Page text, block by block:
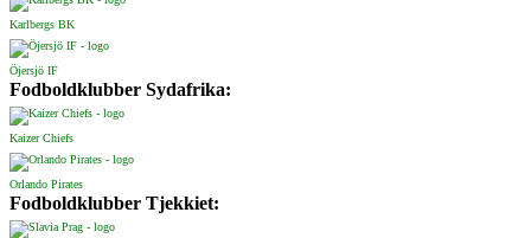
Karlbergs BK
Öjersjö IF
Fodboldklubber Sydafrika:
Kaizer Chiefs
Orlando Pirates
Fodboldklubber Tjekkiet: